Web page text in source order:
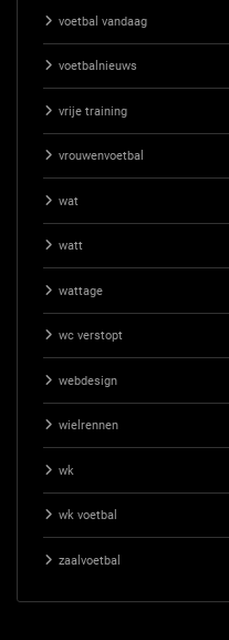
voetbal vandaag
voetbalnieuws
vrije training
vrouwenvoetbal
wat
watt
wattage
wc verstopt
webdesign
wielrennen
wk
wk voetbal
zaalvoetbal